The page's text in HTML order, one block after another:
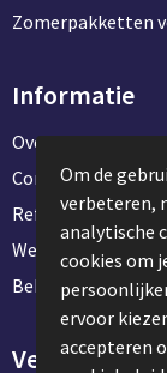
Zomerpakketten
Informatie
Over ons
Contact en
Referentie
Werken & stage bij
Bekijk
Veilig
Om de
verbeteren,
analytische
cookies om
ervoor
accepteren